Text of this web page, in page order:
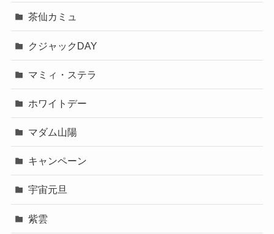
茶仙カミュ
クジャックDAY
マミィ・ステラ
ホワイトデー
マダム山陽
キャンペーン
宇宙元旦
紫雲